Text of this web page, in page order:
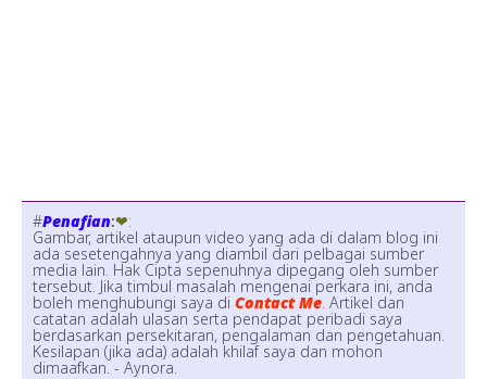
#Penafian:❤:
Gambar, artikel ataupun video yang ada di dalam blog ini
ada sesetengahnya yang diambil dari pelbagai sumber
media lain. Hak Cipta sepenuhnya dipegang oleh sumber
tersebut. Jika timbul masalah mengenai perkara ini, anda
boleh menghubungi saya di Contact Me. Artikel dan
catatan adalah ulasan serta pendapat peribadi saya
berdasarkan persekitaran, pengalaman dan pengetahuan.
Kesilapan (jika ada) adalah khilaf saya dan mohon
dimaafkan. - Aynora.